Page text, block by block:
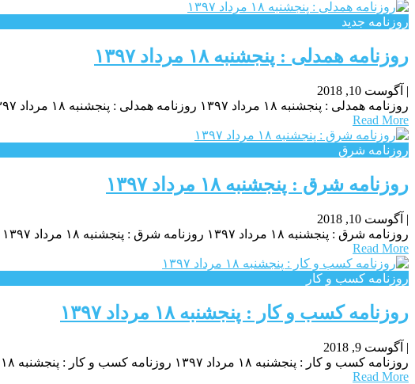
روزنامه جدید
روزنامه همدلی : پنجشنبه ۱۸ مرداد ۱۳۹۷
| آگوست 10, 2018
روزنامه همدلی : پنجشنبه ۱۸ مرداد ۱۳۹۷ روزنامه همدلی : پنجشنبه ۱۸ مرداد ۱۳۹۷ روزنامه همدلی : پنجشنبه ۱۸ مرداد ۱۳۹۷
Read More
روزنامه شرق
روزنامه شرق : پنجشنبه ۱۸ مرداد ۱۳۹۷
| آگوست 10, 2018
روزنامه شرق : پنجشنبه ۱۸ مرداد ۱۳۹۷ روزنامه شرق : پنجشنبه ۱۸ مرداد ۱۳۹۷ روزنامه شرق : پنجشنبه ۱۸ مرداد ۱۳۹۷
Read More
روزنامه كسب و كار
روزنامه كسب و كار : پنجشنبه ۱۸ مرداد ۱۳۹۷
| آگوست 9, 2018
روزنامه كسب و كار : پنجشنبه ۱۸ مرداد ۱۳۹۷ روزنامه كسب و كار : پنجشنبه ۱۸ مرداد ۱۳۹۷ روزنامه كسب و كار : پنجشنبه ۱۸ مرداد ۱۳۹۷
Read More